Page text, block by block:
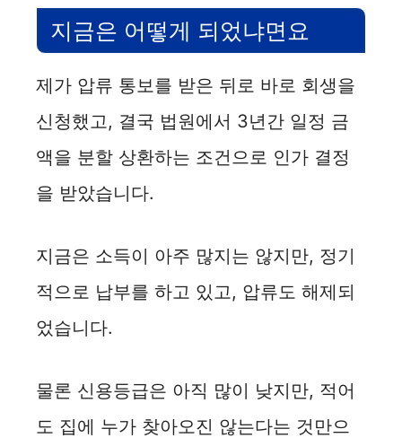
지금은 어떻게 되었냐면요
제가 압류 통보를 받은 뒤로 바로 회생을
신청했고, 결국 법원에서 3년간 일정 금
액을 분할 상환하는 조건으로 인가 결정
을 받았습니다.
지금은 소득이 아주 많지는 않지만, 정기
적으로 납부를 하고 있고, 압류도 해제되
었습니다.
물론 신용등급은 아직 많이 낮지만, 적어
도 집에 누가 찾아오진 않는다는 것만으